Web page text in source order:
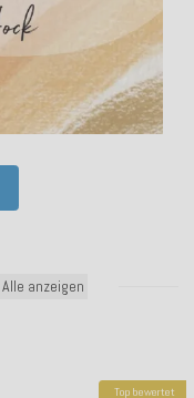
Alle anzeigen
Top bewertet